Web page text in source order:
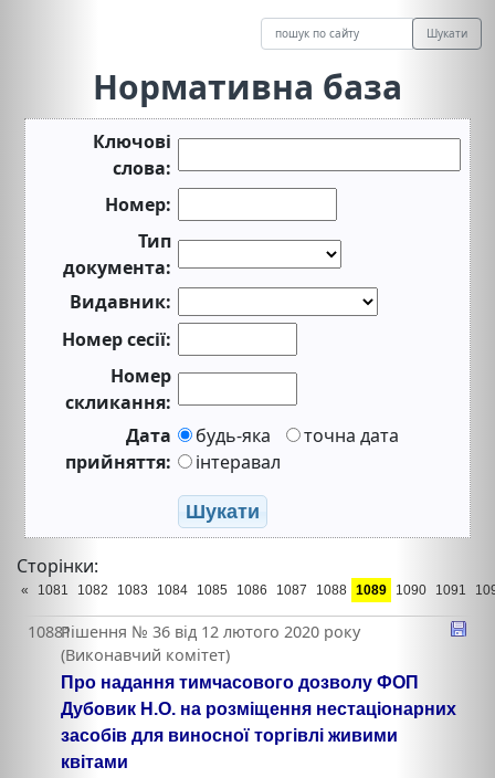
Шукати
Нормативна база
Ключові
слова:
Номер:
Тип
документа:
Видавник:
Номер сесії:
Номер
скликання:
Дата
прийняття:
будь-яка
точна дата
інтеравал
Шукати
Сторінки:
« 1081 1082 1083 1084 1085 1086 1087 1088 1089 1090 1091
10881Рішення № 36 від 12 лютого 2020 року
(Виконавчий комітет)
Про надання тимчасового дозволу ФОП
Дубовик Н.О. на розміщення нестаціонарних
засобів для виносної торгівлі живими
квітами